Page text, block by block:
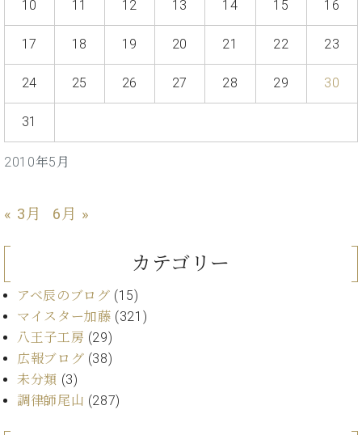
ン
ン
ー
ト
ベ
イ
ン
レ
ジ
ン
ス
イ
ン・
ャ
ン
り
製
造
番
号
タ
イ
ン
の
音
色
ヒ
イ
を
弾
く
前
に
ー
ス
知
せ・
ィ
報)
ン
ペ
ー
ン
コ
規
デ
ィ
ー
ラ
扱
舗・
サ
ロ
ン・
調
律
舗
ま
で
オンライン試弾
趣
ら
学
ぶ
方
ま
大
歓
ロ
グ
2010年5月
10 11 12 13 14 15 16
17 18 19 20 21 22 23
24 25 26 27 28 29 30
31
« 3月 6月 »
カテゴリー
アベ辰のブログ (15)
マイスター加藤 (321)
八王子工房 (29)
広報ブログ (38)
未分類 (3)
調律師尾山 (287)